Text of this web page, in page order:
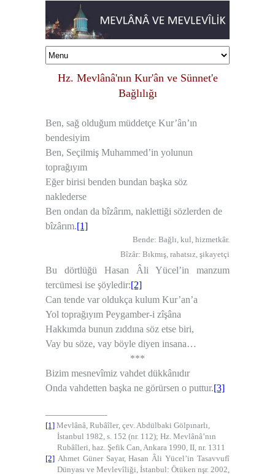
Hz. Mevlânâ'nın Kur'ân ve Sünnet'e
Bağlılığı
Ben, sağ olduğum müddetçe Kur’ân’ın
bendesiyim
Ben, Seçilmiş Muhammed’in yolunun
toprağıyım
Eğer birisi benden bundan başka söz
naklederse
Ben ondan da bîzârım, naklettiği sözlerden de
bîzârım.[1]
Bende: Bağlı, kul, hizmetkâr.
Bîzâr: Bıkmış, rahatsız, şikayetçi
Bu dörtlüğü Hasan Âli Yücel’in manzum
tercümesi ise şöyledir:[2]
Can tende var oldukça kulum Kur’an’a
Yol toprağıyım Peygamber-i zîşâna
Hakkımda bunun zıddına söz etse biri,
Vay bu söze, vay böyle diyen insana…
***
Bizim mesnevîmiz vahdet dükkânıdır
Onda vahdetten başka ne görürsen o puttur.[3]
[1] Mevlânâ, Rubâîler, çev. Abdülbaki Gölpınarlı,
İstanbul 1982, s. 152 (nr. 112); Hz. Mevlânâ’nın
Rubâîleri, haz. Şefik Can, Ankara 1990, II, nr. 1311
[2] Ahmet Güner Sayar,Hasan Âli Yücel’in Tasavvufî
Dünyası ve Mevlevîliği, İstanbul: Ötüken nşr. 2002,